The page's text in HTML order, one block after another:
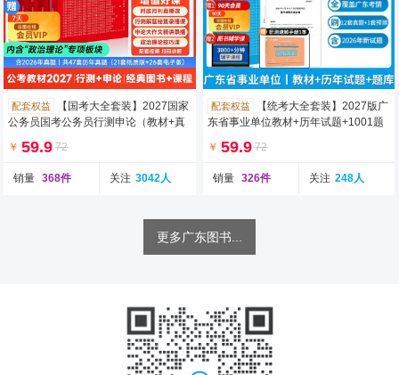
配套权益
【国考大全套装】2027国家
公务员国考公务员行测申论（教材+真
￥ 59.9 72
销量 368件 关注 3042人
配套权益
【统考大全套装】2027版广
东省事业单位教材+历年试题+1001题
￥ 59.9 72
销量 326件 关注 248人
更多广东图书...